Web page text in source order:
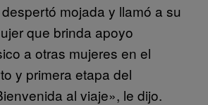
mojada y llamó a su
que brinda apoyo
a otras mujeres en el
y primera etapa del
al viaje», le dijo.